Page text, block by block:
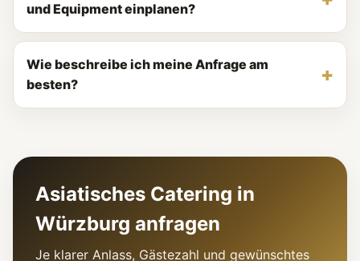
und Equipment einplanen?
Wie beschreibe ich meine Anfrage am
besten?
Asiatisches Catering in
Würzburg anfragen
Je klarer Anlass, Gästezahl und gewünschtes